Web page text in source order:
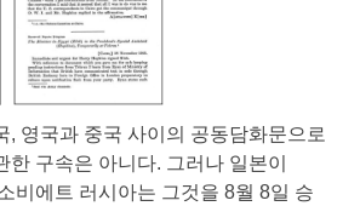
, 영국과 중국 사이의 공동담화문으로
한 구속은 아니다. 그러나 일본이
비에트 러시아는 그것을 8월 8일 승